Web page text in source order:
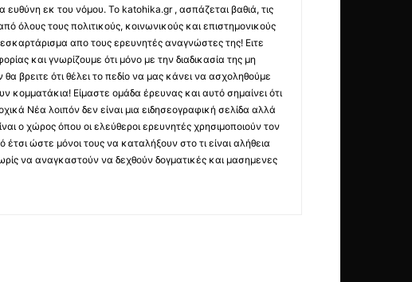
ευθύνη εκ του νόμου. Το katohika.gr , ασπάζεται βαθιά, τις
όλους τους πολιτικούς, κοινωνικούς και επιστημονικούς
απο τους ερευνητές αναγνώστες της! Ειτε
και γνωρίζουμε ότι μόνο με την διαδικασία της μη
βρειτε ότι θέλει το πεδίο να μας κάνει να ασχοληθούμε
Είμαστε ομάδα έρευνας και αυτό σημαίνει ότι
Νέα λοιπόν δεν είναι μια ειδησεογραφική σελίδα αλλά
ο χώρος όπου οι ελεύθεροι ερευνητές χρησιμοποιούν τον
ώστε μόνοι τους να καταλήξουν στο τι είναι αλήθεια
να αναγκαστούν να δεχθούν δογματικές και μασημενες